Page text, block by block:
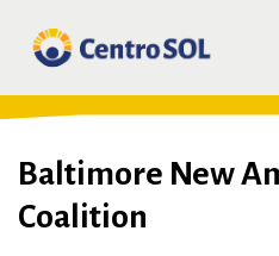
Home / For the Community
/
Apoyo Legal de
Baltimore New
Coalition